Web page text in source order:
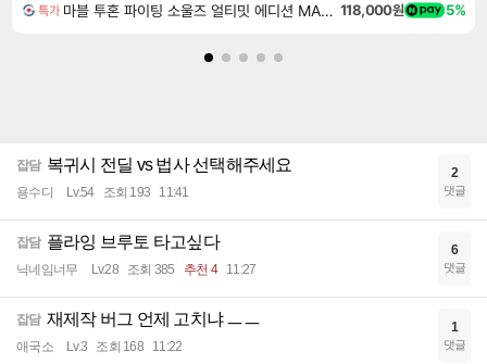
특가 마블 투혼 파이팅 소울즈 얼티밋 에디션 MARVEL Tokon Fighting Souls Ultimate Edition 118,000원 5%
잡담 복귀시 전딜 vs 법사 선택해주세요
용수디 Lv.54 조회 193 11:41
2
댓글
잡담 플라잉 브루토 타고싶다
닉네임너무 Lv.28 조회 385 추천 4 11:27
6
댓글
잡담 재제작 버그 언제 고치냐 ㅡㅡ
애국소 Lv.3 조회 168 11:22
1
댓글